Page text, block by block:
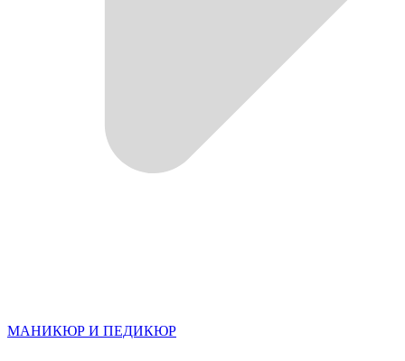
МАНИКЮР И ПЕДИКЮР